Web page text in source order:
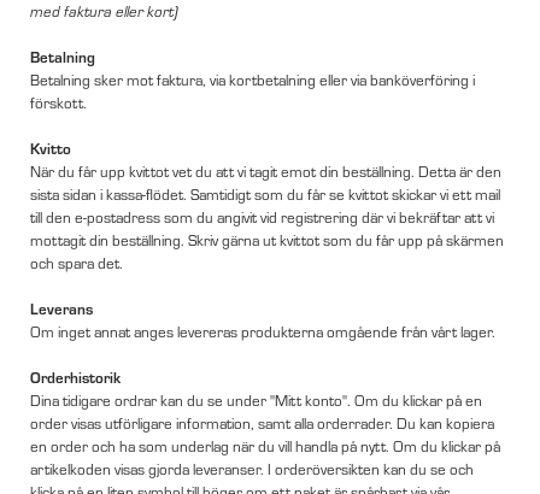
med faktura eller kort)
Betalning
Betalning sker mot faktura, via kortbetalning eller via banköverföring i
förskott.
Kvitto
När du får upp kvittot vet du att vi tagit emot din beställning. Detta är den
sista sidan i kassa-flödet. Samtidigt som du får se kvittot skickar vi ett mail
till den e-postadress som du angivit vid registrering där vi bekräftar att vi
mottagit din beställning. Skriv gärna ut kvittot som du får upp på skärmen
och spara det.
Leverans
Om inget annat anges levereras produkterna omgående från vårt lager.
Orderhistorik
Dina tidigare ordrar kan du se under "Mitt konto". Om du klickar på en
order visas utförligare information, samt alla orderrader. Du kan kopiera
en order och ha som underlag när du vill handla på nytt. Om du klickar på
artikelkoden visas gjorda leveranser. I orderöversikten kan du se och